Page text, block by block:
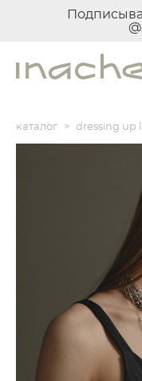
каталог > dressing up